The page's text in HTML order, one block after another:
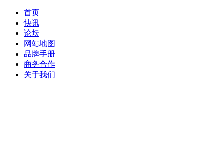
首页
快讯
论坛
网站地图
品牌手册
商务合作
关于我们